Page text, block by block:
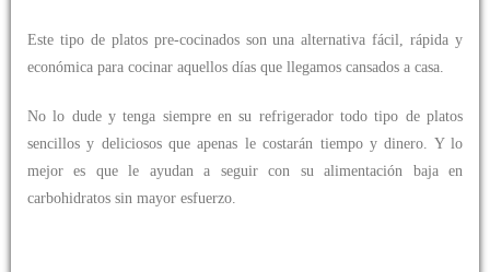
Este tipo de platos pre-cocinados son una alternativa fácil, rápida y
económica para cocinar aquellos días que llegamos cansados a casa.
No lo dude y tenga siempre en su refrigerador todo tipo de platos
sencillos y deliciosos que apenas le costarán tiempo y dinero. Y lo
mejor es que le ayudan a seguir con su alimentación baja en
carbohidratos sin mayor esfuerzo.